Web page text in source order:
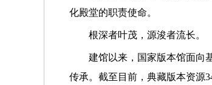
化殿堂的职责使命。
根深者叶茂，源浚者流长。
建馆以来，国家版本馆面向
传承。截至目前，典藏版本资源